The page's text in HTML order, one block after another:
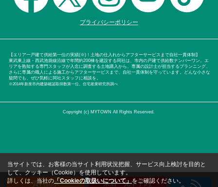
プライバシーポリシー
【エリア一戸建て供給第一位の実績(※)！土地の仕入れからアフターサービスまで自社一貫体制】
東武東上線・西武池袋線沿線で年間約200棟を建設する同社は、市内の戸建て供給数ナンバーワン。エ
リアを熟知する専門スタッフが入念に調査する土地購入から、専属の設計士が担当するプランニング、
さらに専属の職人による施工からアフターサービスまで、自社一貫体制を守っています。どんな小さな
疑問でも、ぜひ気軽に同社スタッフに相談を。
※2014年新座市内建築確認取得数第一位。住宅産業研究所調べ
Copyright (c) MYTOWN All Rights Reserved.
資料請求 来店・見学予約
当サイトでは、お客様の当サイト利用状況把握、サービス向上検討を目的と
して、クッキー（Cookie）を使用しています。
詳しくは、当社の「Cookieの取扱いについて」をご確認ください。